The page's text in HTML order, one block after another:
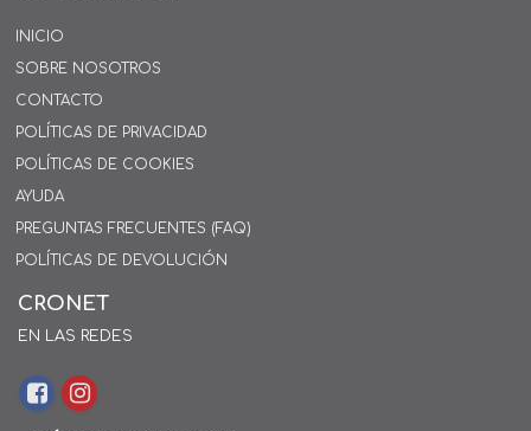
INICIO
SOBRE NOSOTROS
CONTACTO
POLÍTICAS DE PRIVACIDAD
POLÍTICAS DE COOKIES
AYUDA
PREGUNTAS FRECUENTES (FAQ)
POLÍTICAS DE DEVOLUCIÓN
CRONET
EN LAS REDES